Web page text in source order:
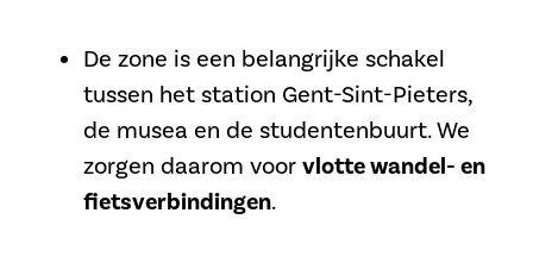
De zone is een belangrijke schakel
tussen het station Gent-Sint-Pieters,
de musea en de studentenbuurt. We
zorgen daarom voorvlotte wandel- en
fietsverbindingen.